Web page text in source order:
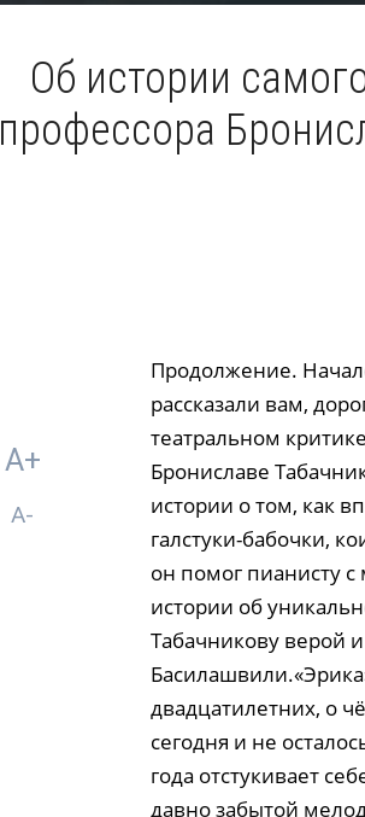
Об истории
профессора
A+
A-
Продолжение.
рассказали вам,
театральном
Брониславе
истории о том, как
галстуки-бабочки,
он помог пианисту
истории об
Табачникову верой
двадцатилетних, о
сегодня и не
года отстукивает
давно забытой